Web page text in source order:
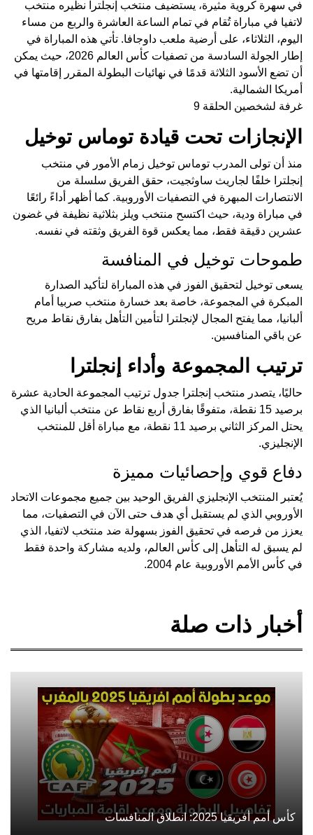
في سهرة كروية مثيرة، يستضيف منتخب إنجلترا نظيره منتخب
لاتفيا في مباراة تُقام في تمام الساعة العاشرة والربع من مساء
اليوم، الثلاثاء، على أرضية ملعب داوجافا. تأتي هذه المباراة في
إطار الجولة السادسة من تصفيات كأس العالم 2026، حيث يمكن
أن تضع الأسود الثلاثة قدمًا في نهائيات البطولة المقرر إقامتها في
أمريكا الشمالية.
غرفة لشخصين الحلقة 9
الإنجازات تحت قيادة توماس توخيل
منذ أن تولى المدرب توماس توخيل زمام الأمور في منتخب
إنجلترا خلفًا لجاريث ساوثجيت، حقق الفريق سلسلة من
الانتصارات المبهرة في التصفيات الأوروبية. كما أظهر أداءً رائعًا
في مباراة ودية، حيث اكتسح منتخب ويلز بثلاثية نظيفة في غضون
عشرين دقيقة فقط، مما يعكس قوة الفريق وثقته في نفسه.
طموحات توخيل في المنافسة
يسعى توخيل لتحقيق الفوز في هذه المباراة لتأكيد الصدارة
المبكرة في المجموعة، خاصة بعد خسارة منتخب صربيا أمام
ألبانيا، مما يفتح المجال لإنجلترا لتأمين التأهل بفارق نقاط مريح
عن باقي المنافسين.
ترتيب المجموعة وأداء إنجلترا
حاليًا، يتصدر منتخب إنجلترا جدول ترتيب المجموعة الحادية عشرة
برصيد 15 نقطة، متفوقًا بفارق أربع نقاط عن منتخب ألبانيا الذي
يحتل المركز الثاني برصيد 11 نقطة، مع مباراة أقل للمنتخب
الإنجليزي.
دفاع قوي وإحصائيات مميزة
يُعتبر المنتخب الإنجليزي الفريق الوحيد بين جميع مجموعات الاتحاد
الأوروبي الذي لم يستقبل أي هدف حتى الآن في التصفيات، مما
يعزز من فرصه في تحقيق الفوز بسهولة ضد منتخب لاتفيا، الذي
لم يسبق له التأهل إلى كأس العالم، ولديه مشاركة واحدة فقط
في كأس الأمم الأوروبية عام 2004.
أخبار ذات صلة
كأس أمم أفريقيا 2025: انطلاق المنافسات